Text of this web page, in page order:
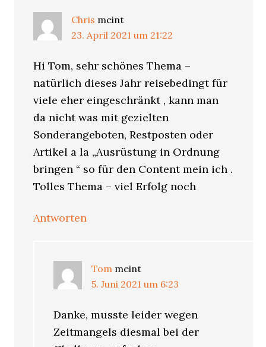
Chris meint
23. April 2021 um 21:22
Hi Tom, sehr schönes Thema –
natürlich dieses Jahr reisebedingt für
viele eher eingeschränkt , kann man
da nicht was mit gezielten
Sonderangeboten, Restposten oder
Artikel a la „Ausrüstung in Ordnung
bringen “ so für den Content mein ich .
Tolles Thema – viel Erfolg noch
Antworten
Tom meint
5. Juni 2021 um 6:23
Danke, musste leider wegen
Zeitmangels diesmal bei der